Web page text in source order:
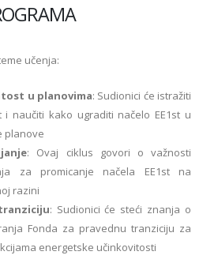
učenja:
u planovima: Sudionici će istražiti
i naučiti kako ugraditi načelo EE1st u
planove
: Ovaj ciklus govori o važnosti
za promicanje načela EE1st na
razini
: Sudionici će steći znanja o
Fonda za pravednu tranziciju za
energetske učinkovitosti